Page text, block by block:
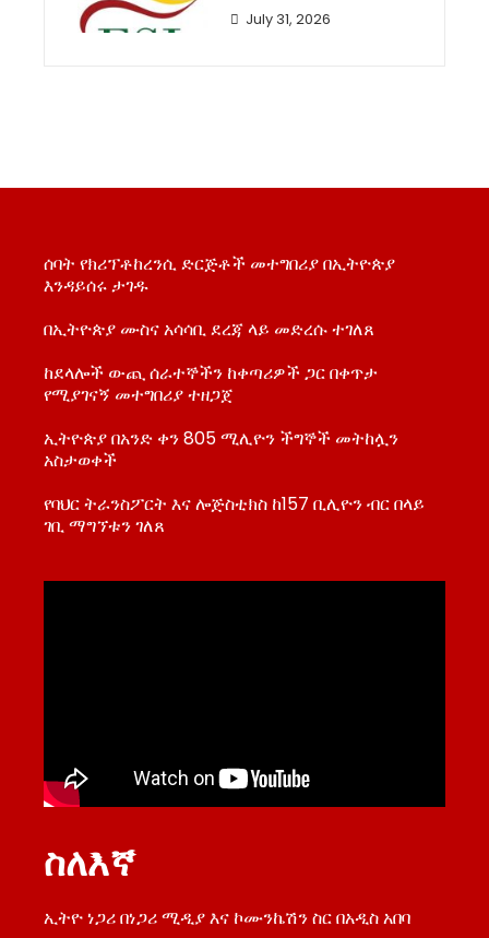
July 31, 2026
ሰባት የክሪፕቶከረንሲ ድርጅቶች መተግበሪያ በኢትዮጵያ
እንዳይሰሩ ታገዱ
በኢትዮጵያ ሙስና አሳሳቢ ደረጃ ላይ መድረሱ ተገለጸ
ከደላሎች ውጪ ሰራተኞችን ከቀጣሪዎች ጋር በቀጥታ
የሚያገናኝ መተግበሪያ ተዘጋጀ
ኢትዮጵያ በአንድ ቀን 805 ሚሊዮን ችግኞች መትከሏን
አስታወቀች
የባህር ትራንስፖርት እና ሎጅስቲክስ ከ157 ቢሊዮን ብር በላይ
ገቢ ማግኘቱን ገለጸ
ስለእኛ
ኢትዮ ነጋሪ በነጋሪ ሚዲያ እና ኮሙንኬሽን ስር በአዲስ አበባ